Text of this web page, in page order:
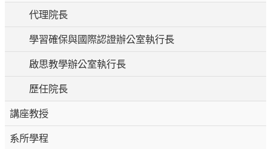
代理院長
學習確保與國際認證辦公室執行長
啟思教學辦公室執行長
歷任院長
講座教授
系所學程